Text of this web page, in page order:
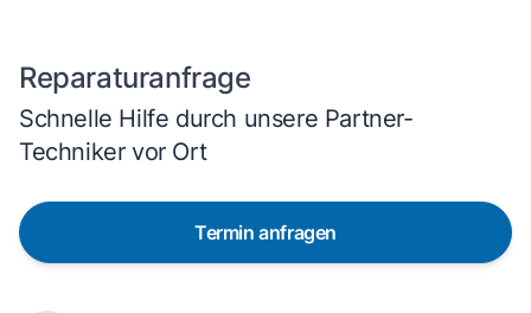
Reparaturanfrage
Schnelle Hilfe durch unsere Partner-
Techniker vor Ort
Termin anfragen